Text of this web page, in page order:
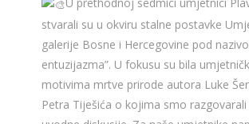
stvarali su u okviru stalne postavke
galerije Bosne i Hercegovine pod
entuzijazma”. U fokusu su bila
motivima mrtve prirode autora Luke
Petra Tiješića o kojima smo